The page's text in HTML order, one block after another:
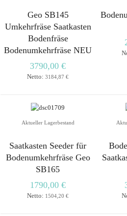
Geo SB145
Umkehrfräse Saatkasten
Bodenfräse
Bodenumkehrfräse NEU
3790,00 €
Netto:3184,87 €
Aktueller Lagerbestand
Saatkasten Seeder für
Bodenumkehrfräse Geo
SB165
1790,00 €
Netto: 1504,20 €